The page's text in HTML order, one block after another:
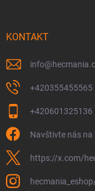
KONTAKT
info@
+420355455565
+420601325136
Navštivte nás na
https://x.com/